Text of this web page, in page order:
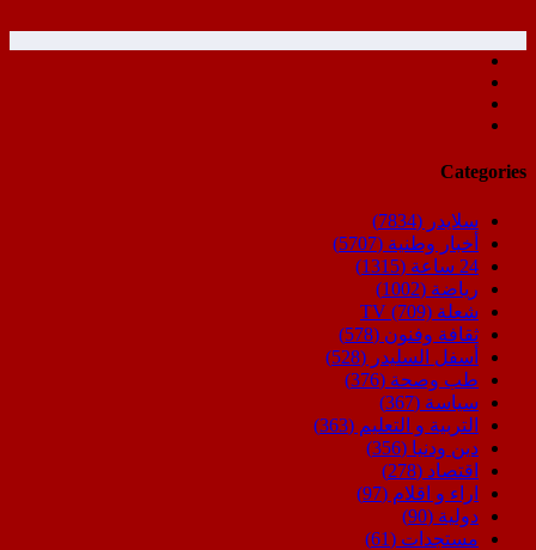
Categories
سلايدر (7834)
أخبار وطنية (5707)
24 ساعة
(1315)
رياضة (1002)
شعلة TV (709)
ثقافة وفنون (578)
أسفل السليدر (528)
طب وصحة (376)
سياسة (367)
التربية و التعليم (363)
دين ودنيا (356)
اقتصاد (278)
اراء و اقلام (97)
دولية (90)
مستجدات (61)